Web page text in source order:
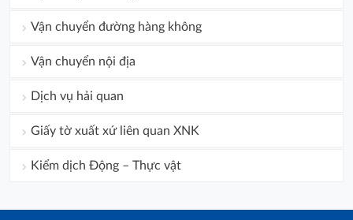
Vận chuyển đường hàng không
Vận chuyển nội địa
Dịch vụ hải quan
Giấy tờ xuất xứ liên quan XNK
Kiểm dịch Động – Thực vật